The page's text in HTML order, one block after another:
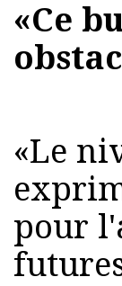
«Ce
«Le
pour